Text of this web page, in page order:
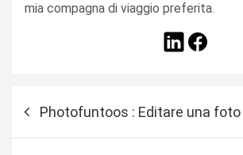
mia compagna di viaggio preferita.
Photofuntoos : Editare una foto